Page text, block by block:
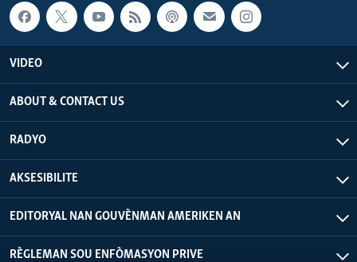
VIDEO
ABOUT & CONTACT US
RADYO
AKSESIBILITE
EDITORYAL NAN GOUVÈNMAN AMERIKEN AN
RÈGLEMAN SOU ENFÒMASYON PRIVE